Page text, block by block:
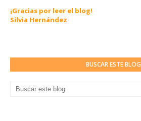
¡Gracias por leer el blog!
Silvia Hernández
BUSCAR ESTE BLOG